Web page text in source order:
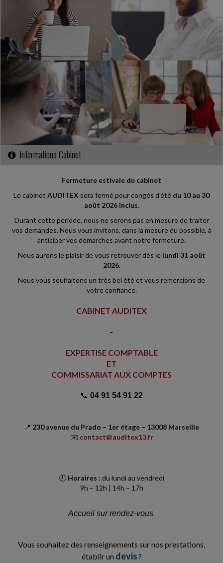
Informations Cabinet
Fermeture estivale du cabinet
Le cabinet AUDITEX sera fermé pour congés d'été du 10 au 30
août 2026 inclus.
Durant cette période, nous ne serons pas en mesure de traiter
vos demandes. Nous vous invitons, dans la mesure du possible, à
anticiper vos démarches avant notre fermeture.
Nous aurons le plaisir de vous retrouver dès le lundi 31 août
2026.
Nous vous souhaitons un très bel été et vous remercions de
votre confiance.
CABINET AUDITEX
-
EXPERTISE COMPTABLE
ET
COMMISSARIAT AUX COMPTES
📞 04 91 54 91 22
📍 230 avenue du Prado – 1er étage – 13008 Marseille
✉️ contact@auditex13.fr
🕘 Horaires : du lundi au vendredi
9h – 12h | 14h – 17h
Accueil sur rendez-vous
Vous souhaitez des renseignements sur nos prestations,
établir un devis?